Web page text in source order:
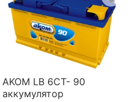
AKOM LB 6CT- 90
аккумулятор